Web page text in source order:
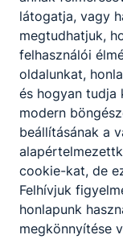
látogatja, vagy
megtudhatjuk,
felhasználói
oldalunkat,
és hogyan tudja
modern
beállításának a
cookie-kat, de
Felhívjuk
honlapunk
megkönnyítése